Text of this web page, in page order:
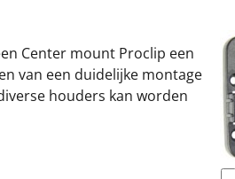
Center mount Proclip een
van een duidelijke montage
houders kan worden